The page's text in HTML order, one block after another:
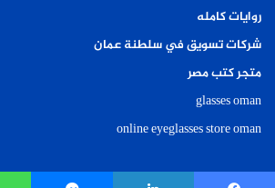
روايات كامله
شركات تسويق في سلطنة عمان
متجر كتب مصر
glasses oman
online eyeglasses store oman